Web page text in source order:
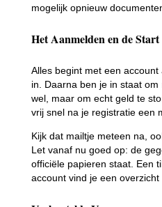
mogelijk opnieuw
Het Aanmelden en de Start
Alles begint met een
in. Daarna ben je in staat
wel, maar om echt geld te
vrij snel na je registratie een
Kijk dat mailtje meteen na,
Let vanaf nu goed op: de
officiële papieren staat. Een
account vind je een